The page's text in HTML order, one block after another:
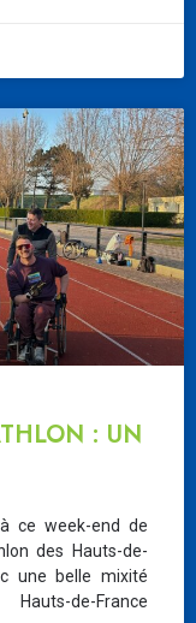
: UN
ce week-end de
des Hauts-de-
une belle mixité
de-France